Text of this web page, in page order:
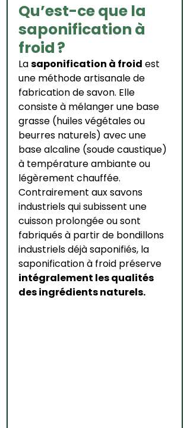
Qu’est-ce que la
saponification à
froid ?
La saponification à froid est
une méthode artisanale de
fabrication de savon. Elle
consiste à mélanger une base
grasse (huiles végétales ou
beurres naturels) avec une
base alcaline (soude caustique)
à température ambiante ou
légèrement chauffée.
Contrairement aux savons
industriels qui subissent une
cuisson prolongée ou sont
fabriqués à partir de bondillons
industriels déjà saponifiés, la
saponification à froid préserve
intégralement les qualités
des ingrédients naturels.